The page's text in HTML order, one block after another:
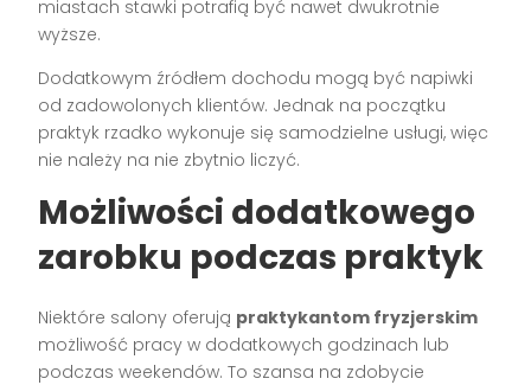
miastach stawki potrafią być nawet dwukrotnie
wyższe.
Dodatkowym źródłem dochodu mogą być napiwki
od zadowolonych klientów. Jednak na początku
praktyk rzadko wykonuje się samodzielne usługi, więc
nie należy na nie zbytnio liczyć.
Możliwości dodatkowego
zarobku podczas praktyk
Niektóre salony oferują praktykantom fryzjerskim
możliwość pracy w dodatkowych godzinach lub
podczas weekendów. To szansa na zdobycie